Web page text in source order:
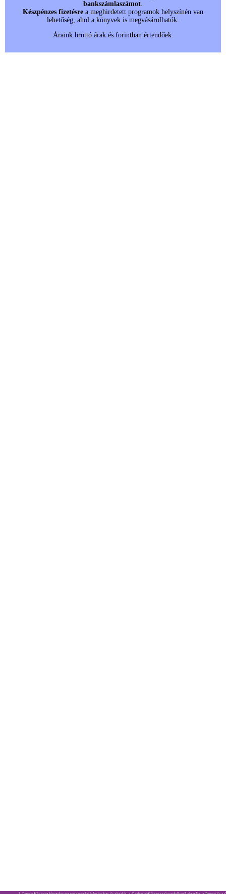
bankszámlaszámot.
Készpénzes fizetésre a meghirdetett programok helyszínén van
lehetőség, ahol a könyvek is megvásárolhatók.
Áraink bruttó árak és forintban értendőek.